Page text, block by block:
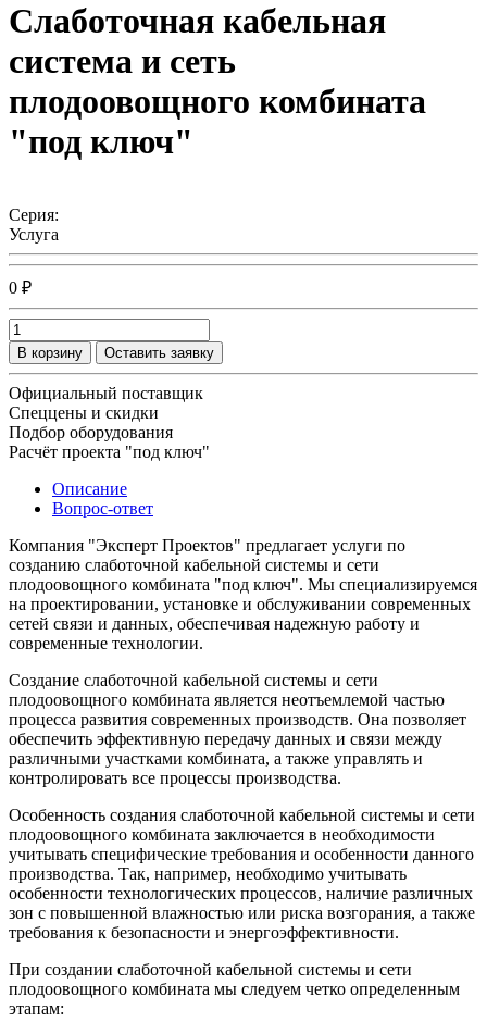
Слаботочная кабельная
система и сеть
плодоовощного комбината
"под ключ"
Серия:
Услуга
0 ₽
В корзину Оставить заявку
Официальный поставщик
Спеццены и скидки
Подбор оборудования
Расчёт проекта "под ключ"
Описание
Вопрос-ответ
Компания "Эксперт Проектов" предлагает услуги по
созданию слаботочной кабельной системы и сети
плодоовощного комбината "под ключ". Мы специализируемся
на проектировании, установке и обслуживании современных
сетей связи и данных, обеспечивая надежную работу и
современные технологии.
Создание слаботочной кабельной системы и сети
плодоовощного комбината является неотъемлемой частью
процесса развития современных производств. Она позволяет
обеспечить эффективную передачу данных и связи между
различными участками комбината, а также управлять и
контролировать все процессы производства.
Особенность создания слаботочной кабельной системы и сети
плодоовощного комбината заключается в необходимости
учитывать специфические требования и особенности данного
производства. Так, например, необходимо учитывать
особенности технологических процессов, наличие различных
зон с повышенной влажностью или риска возгорания, а также
требования к безопасности и энергоэффективности.
При создании слаботочной кабельной системы и сети
плодоовощного комбината мы следуем четко определенным
этапам: